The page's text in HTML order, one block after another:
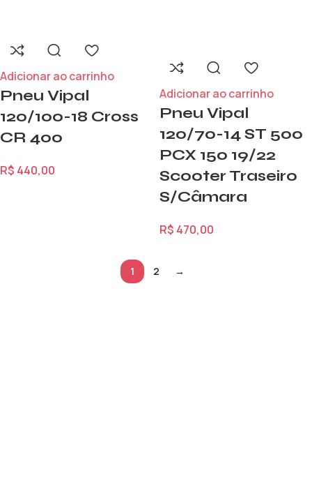
Adicionar ao carrinho
Pneu Vipal
120/100-18 Cross
CR 400
R$ 440,00
Adicionar ao carrinho
Pneu Vipal
120/70-14 ST 500
PCX 150 19/22
Scooter Traseiro
S/Câmara
R$ 470,00
1 2 →